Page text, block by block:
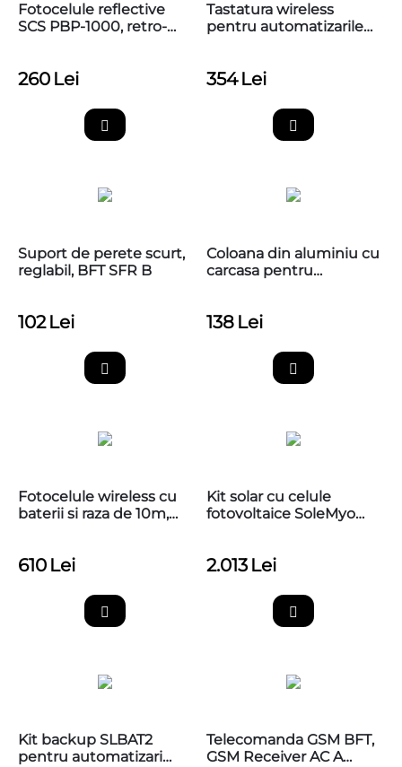
Fotocelule reflective
SCS PBP-1000, retro-
260 Lei
Tastatura wireless
pentru automatizarile
354 Lei
Suport de perete scurt,
reglabil, BFT SFR B
102 Lei
Coloana din aluminiu cu
carcasa pentru
138 Lei
Fotocelule wireless cu
baterii si raza de 10m,
610 Lei
Kit solar cu celule
fotovoltaice SoleMyo
2.013 Lei
Kit backup SLBAT2
pentru automatizari
Telecomanda GSM BFT,
GSM Receiver AC A